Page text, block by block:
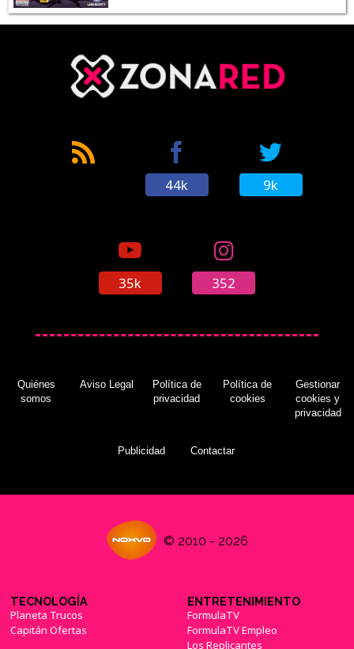
44k 9k
35k 352
Quiénes
somos
Aviso Legal
Política de
privacidad
Política de
cookies
Gestionar
cookies y
privacidad
Publicidad Contactar
© 2010 - 2026
TECNOLOGÍA
Planeta Trucos
Capitán Ofertas
ENTRETENIMIENTO
FormulaTV
FormulaTV Empleo
Los Replicantes